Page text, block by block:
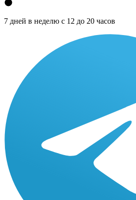
7 дней в неделю с 12 до 20 часов